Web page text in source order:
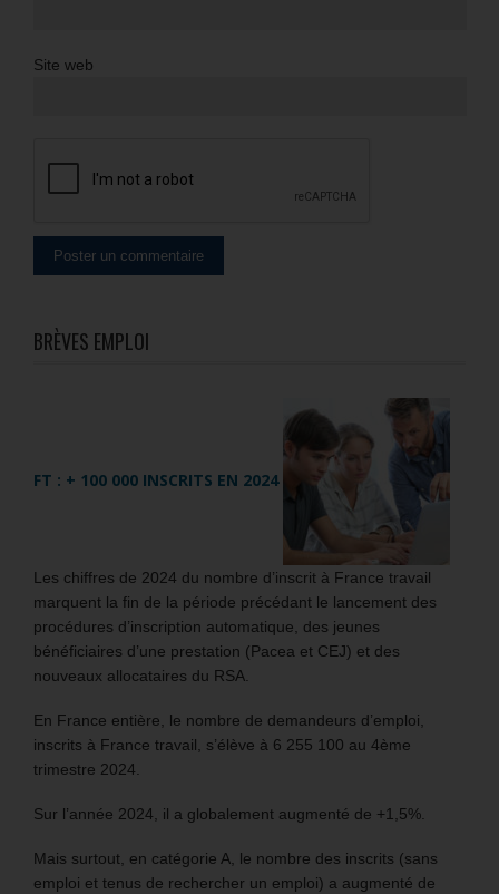
Site web
BRÈVES EMPLOI
FT : + 100 000 INSCRITS EN 2024
Les chiffres de 2024 du nombre d’inscrit à France travail
marquent la fin de la période précédant le lancement des
procédures d’inscription automatique, des jeunes
bénéficiaires d’une prestation (Pacea et CEJ) et des
nouveaux allocataires du RSA.
En France entière, le nombre de demandeurs d’emploi,
inscrits à France travail, s’élève à 6 255 100 au 4ème
trimestre 2024.
Sur l’année 2024, il a globalement augmenté de +1,5%.
Mais surtout, en catégorie A, le nombre des inscrits (sans
emploi et tenus de rechercher un emploi) a augmenté de